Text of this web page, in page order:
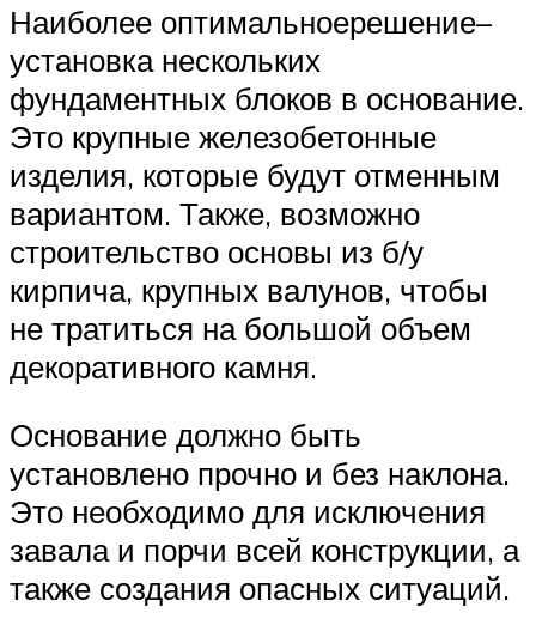
Наиболее оптимальноерешение–
установка нескольких
фундаментных блоков в основание.
Это крупные железобетонные
изделия, которые будут отменным
вариантом. Также, возможно
строительство основы из б/у
кирпича, крупных валунов, чтобы
не тратиться на большой объем
декоративного камня.
Основание должно быть
установлено прочно и без наклона.
Это необходимо для исключения
завала и порчи всей конструкции, а
также создания опасных ситуаций.